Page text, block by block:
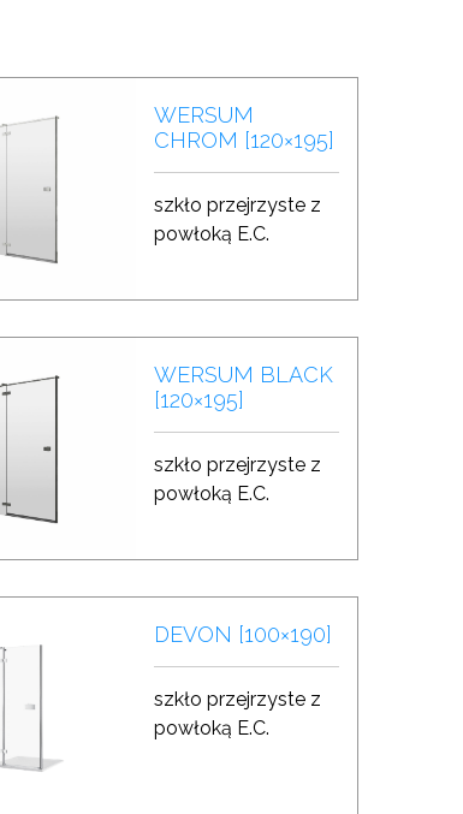
WERSUM
CHROM [120×195]
szkło przejrzyste z
powłoką E.C.
WERSUM BLACK
[120×195]
szkło przejrzyste z
powłoką E.C.
DEVON [100×190]
szkło przejrzyste z
powłoką E.C.